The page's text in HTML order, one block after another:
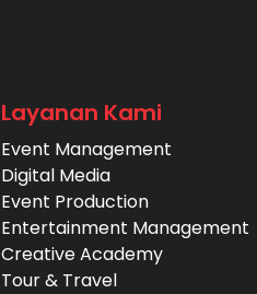
Layanan Kami
Event Management
Digital Media
Event Production
Entertainment Management
Creative Academy
Tour & Travel